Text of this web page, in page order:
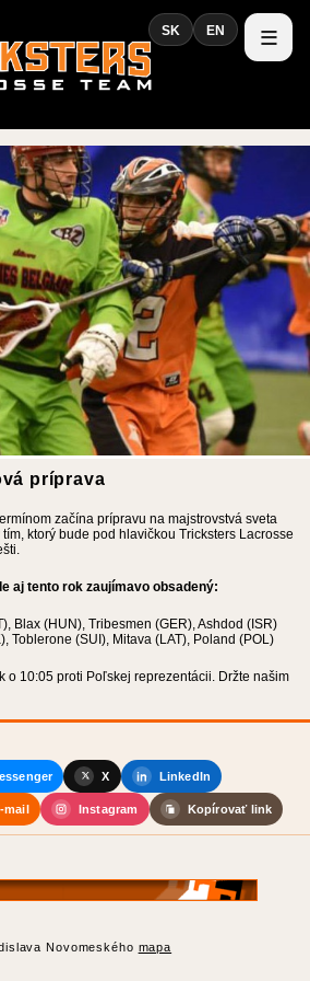
príprava
začína prípravu na majstrovstvá sveta
ktorý bude pod hlavičkou Tricksters Lacrosse
aj tento rok zaujímavo obsadený:
Blax (HUN), Tribesmen (GER), Ashdod (ISR)
Toblerone (SUI), Mitava (LAT), Poland (POL)
o 10:05 proti Poľskej reprezentácii. Držte našim
X LinkedIn
mail Instagram Kopírovať link
Novomeského mapa
SK EN